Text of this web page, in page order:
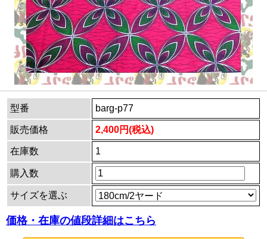
型番 barg-p77
販売価格 2,400円(税込)
在庫数 1
購入数
サイズを選ぶ
価格・在庫の値段詳細はこちら